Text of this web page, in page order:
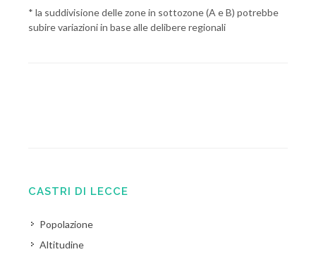
* la suddivisione delle zone in sottozone (A e B) potrebbe
subire variazioni in base alle delibere regionali
CASTRI DI LECCE
Popolazione
Altitudine